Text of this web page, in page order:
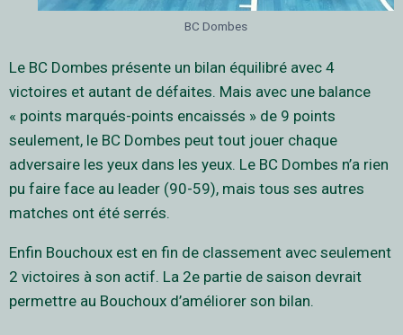
BC Dombes
Le BC Dombes présente un bilan équilibré avec 4
victoires et autant de défaites. Mais avec une balance
« points marqués-points encaissés » de 9 points
seulement, le BC Dombes peut tout jouer chaque
adversaire les yeux dans les yeux. Le BC Dombes n’a rien
pu faire face au leader (90-59), mais tous ses autres
matches ont été serrés.
Enfin Bouchoux est en fin de classement avec seulement
2 victoires à son actif. La 2e partie de saison devrait
permettre au Bouchoux d’améliorer son bilan.